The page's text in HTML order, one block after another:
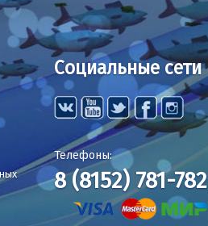
Социальные сети
Телефоны:
8 (8152) 781-782